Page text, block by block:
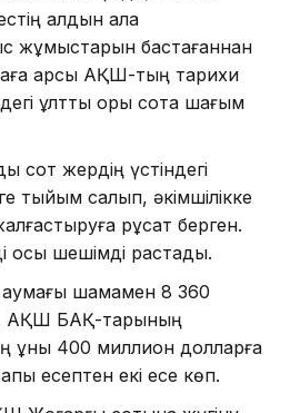
алдын ала
жұмыстарын бастағаннан
қарсы АҚШ-тың тарихи
ұлттық қоры сотқа шағым
сот жердің үстіндегі
тыйым салып, әкімшілікке
рұқсат берген.
осы шешімді растады.
аумағы шамамен 8 360
АҚШ БАҚ-тарының
құны 400 миллион долларға
есептен екі есе көп.